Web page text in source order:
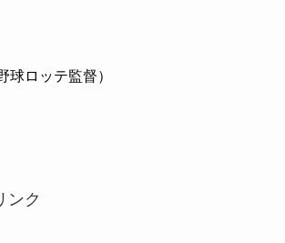
球ロッテ監督）
ンク